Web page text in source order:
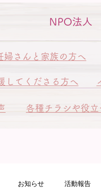
NPO法人
婦さんと家族の方へ
してくださる方へ
各種チラシや役立
お知らせ 活動報告